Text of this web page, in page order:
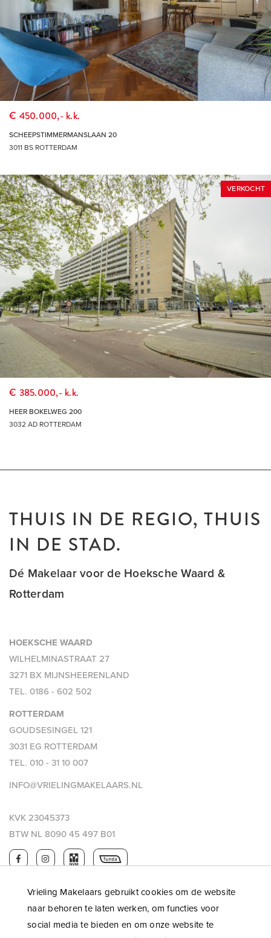
Vrieling Makelaars gebruikt cookies om de website
naar behoren te laten werken, om functies voor
social media te bieden en om onze website te
€ 450.000,- k.k.
SCHEEPSTIMMERMANSLAAN 20
3011 BS ROTTERDAM
VERKOCHT
€ 385.000,- k.k.
HEER BOKELWEG 200
3032 AD ROTTERDAM
THUIS IN DE REGIO, THUIS
IN DE STAD.
Dé Makelaar voor de Hoeksche Waard &
Rotterdam
HOEKSCHE WAARD
WILHELMINASTRAAT 27
3271 BX MIJNSHEERENLAND
TEL. 0186 - 602 502
ROTTERDAM
GOUDSESINGEL 121
3031 EG ROTTERDAM
TEL. 010 - 31 10 007
INFO@VRIELINGMAKELAARS.NL
KVK 23045373
BTW NL 8090 45 497 B01